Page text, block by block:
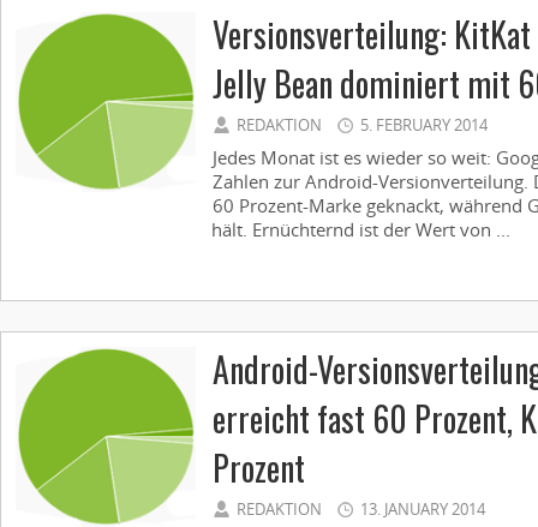
Versionsverteilung:
Jelly Bean dominiert mit
REDAKTION 5. FEBRUARY 2014
Jedes Monat ist es wieder so weit:
Zahlen zur Android-Versionverteilung.
60 Prozent-Marke geknackt, während
hält. Ernüchternd ist der Wert von ...
Android-
erreicht fast 60 Prozent,
Prozent
REDAKTION 13. JANUARY 2014